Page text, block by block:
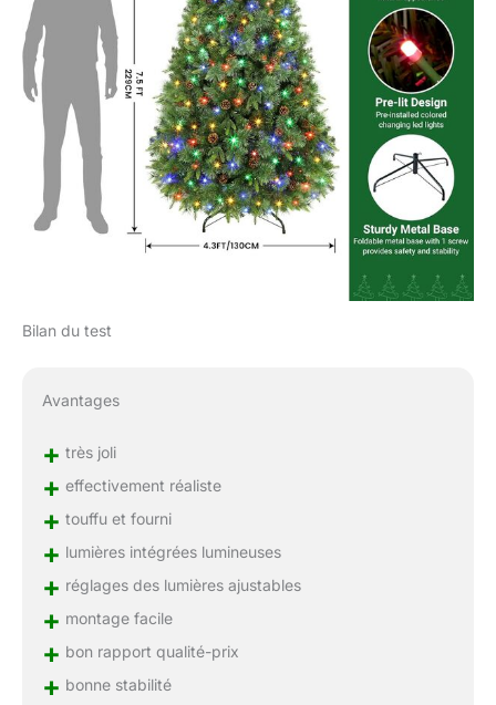
Bilan du test
Avantages
+ très joli
+ effectivement réaliste
+ touffu et fourni
+ lumières intégrées lumineuses
+ réglages des lumières ajustables
+ montage facile
+ bon rapport qualité-prix
+ bonne stabilité